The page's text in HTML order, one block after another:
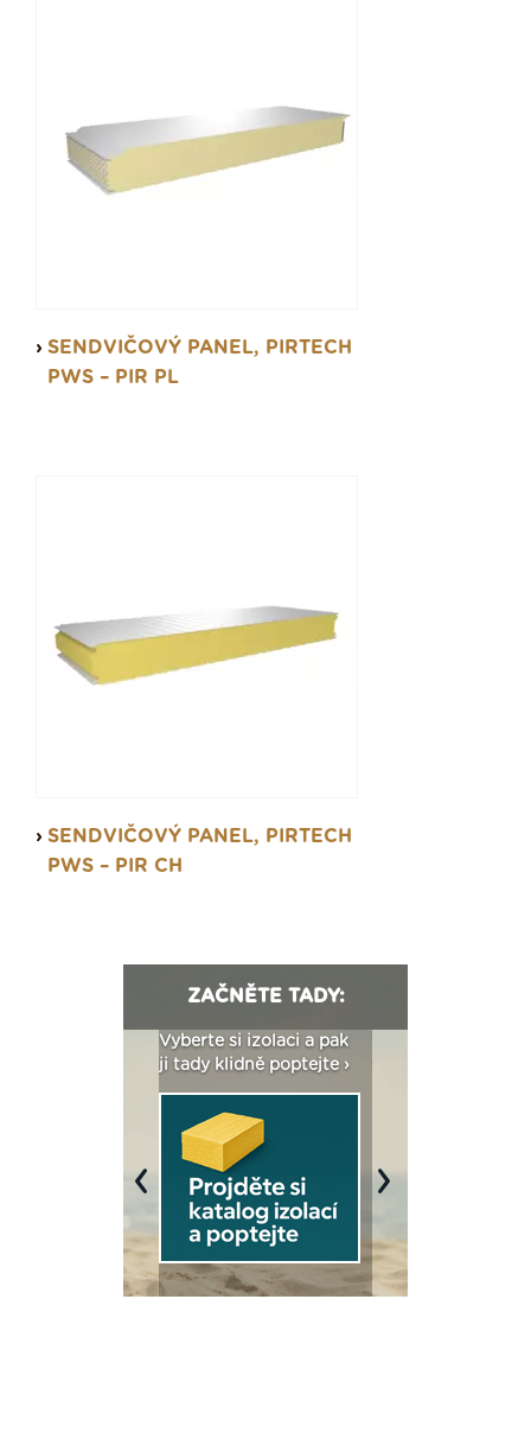
SENDVIČOVÝ PANEL, PIRTECH
PWS – PIR PL
SENDVIČOVÝ PANEL, PIRTECH
PWS – PIR CH
ZAČNĚTE TADY:
Vyberte si izolaci a pak
ji tady klidně poptejte ›
Previous Next